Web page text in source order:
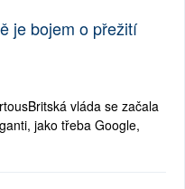
je bojem o přežití
vláda se začala
jako třeba Google,